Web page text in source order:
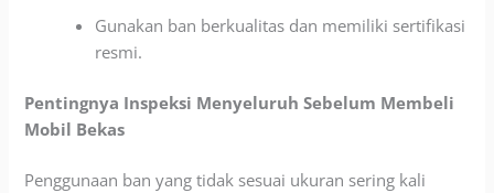
Gunakan ban berkualitas dan memiliki sertifikasi
resmi.
Pentingnya Inspeksi Menyeluruh Sebelum Membeli
Mobil Bekas
Penggunaan ban yang tidak sesuai ukuran sering kali